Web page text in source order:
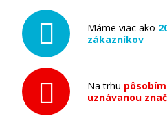
Máme viac ako
zákazníkov
Na trhu
uznávanou